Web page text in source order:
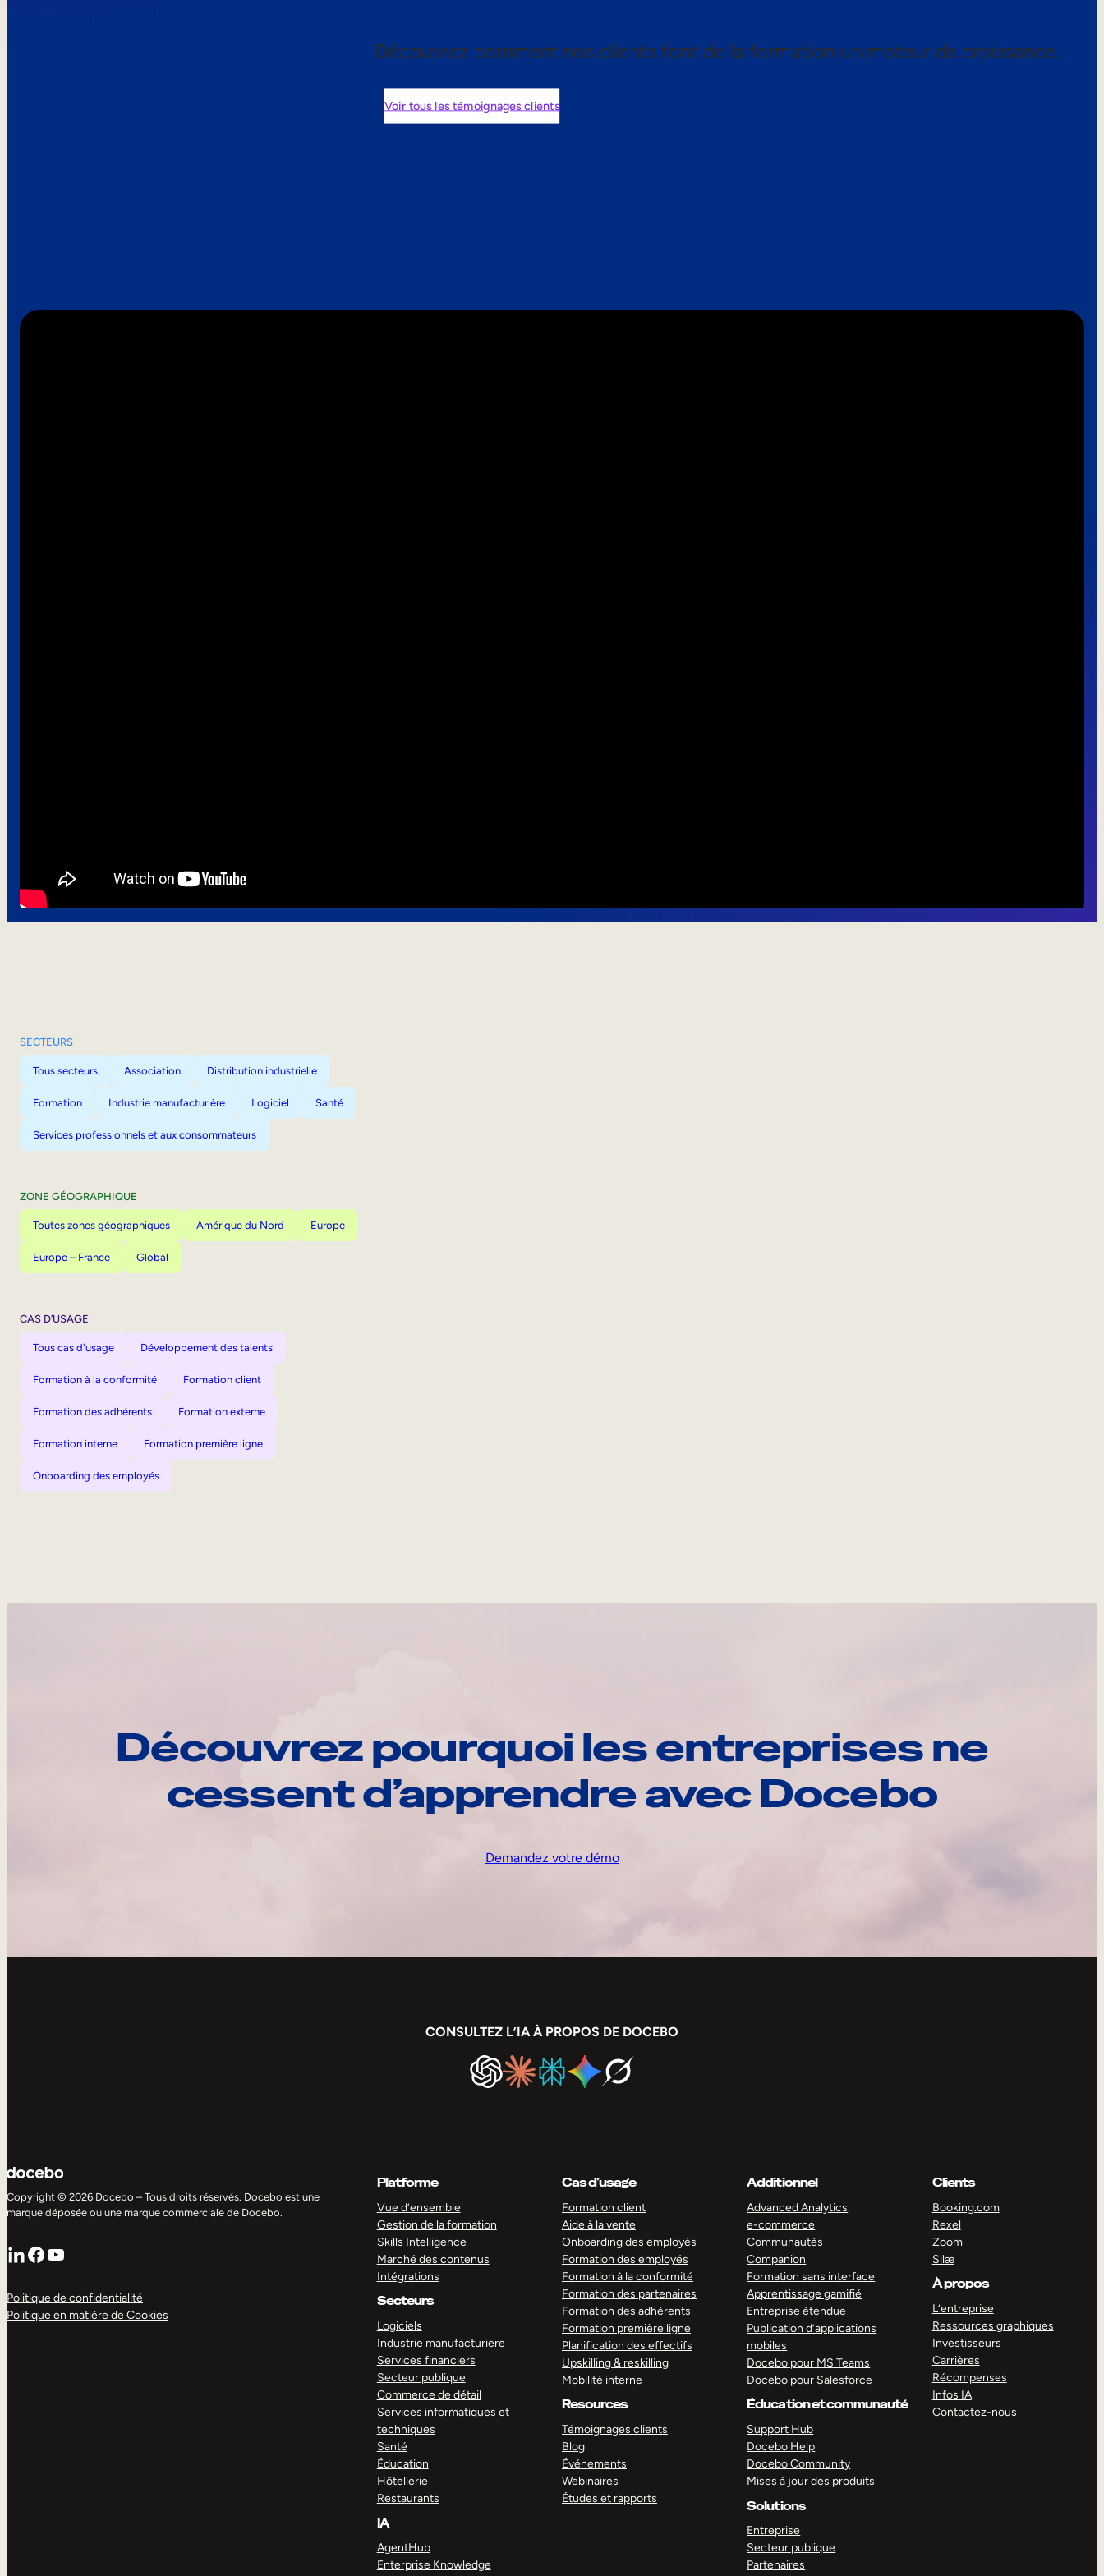
Découvrez comment nos clients font de la formation un moteur de croissance.
Voir tous les témoignages clients
SECTEURS
Tous secteurs Association Distribution industrielle
Formation Industrie manufacturière Logiciel Santé
Services professionnels et aux consommateurs
ZONE GÉOGRAPHIQUE
Toutes zones géographiques Amérique du Nord Europe
Europe – France Global
CAS D’USAGE
Tous cas d'usage Développement des talents
Formation à la conformité Formation client
Formation des adhérents Formation externe
Formation interne Formation première ligne
Onboarding des employés
Découvrez pourquoi les entreprises ne
cessent d’apprendre avec Docebo
Demandez votre démo
CONSULTEZ L’IA À PROPOS DE DOCEBO
Copyright © 2026 Docebo – Tous droits réservés. Docebo est une
marque déposée ou une marque commerciale de Docebo.
LinkedIn
Facebook
YouTube
Politique de confidentialité
Politique en matière de Cookies
Platforme
Vue d’ensemble
Gestion de la formation
Skills Intelligence
Marché des contenus
Intégrations
Secteurs
Logiciels
Industrie manufacturiere
Services financiers
Secteur publique
Commerce de détail
Services informatiques et
techniques
Santé
Éducation
Hôtellerie
Restaurants
IA
AgentHub
Enterprise Knowledge
Cas d’usage
Formation client
Aide à la vente
Onboarding des employés
Formation des employés
Formation à la conformité
Formation des partenaires
Formation des adhérents
Formation première ligne
Planification des effectifs
Upskilling & reskilling
Mobilité interne
Resources
Témoignages clients
Blog
Événements
Webinaires
Études et rapports
Additionnel
Advanced Analytics
e-commerce
Communautés
Companion
Formation sans interface
Apprentissage gamifié
Entreprise étendue
Publication d’applications
mobiles
Docebo pour MS Teams
Docebo pour Salesforce
Éducation et communauté
Support Hub
Docebo Help
Docebo Community
Mises à jour des produits
Solutions
Entreprise
Secteur publique
Partenaires
Clients
Booking.com
Rexel
Zoom
Silæ
À propos
L’entreprise
Ressources graphiques
Investisseurs
Carrières
Récompenses
Infos IA
Contactez-nous